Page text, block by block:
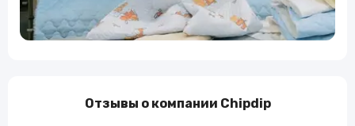
Отзывы о компании Chipdip